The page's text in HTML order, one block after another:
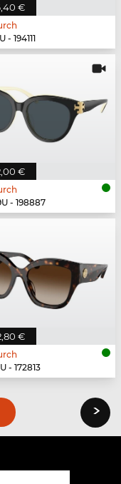
€
- 194111
€
- 198887
€
- 172813
›